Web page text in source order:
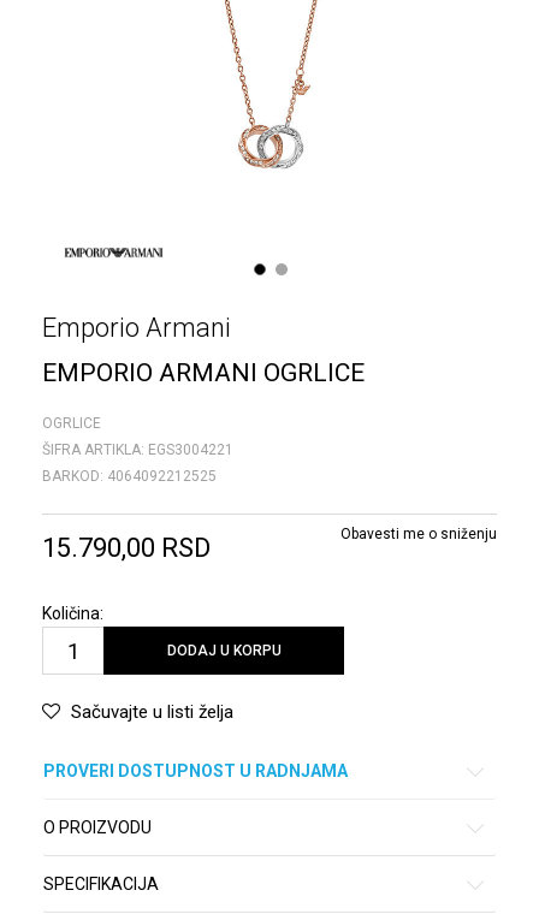
1 2
Emporio Armani
EMPORIO ARMANI OGRLICE
OGRLICE
ŠIFRA ARTIKLA: EGS3004221
BARKOD: 4064092212525
15.790,00 RSD Obavesti me o sniženju
Količina:
DODAJ U KORPU
Sačuvajte u listi želja
PROVERI DOSTUPNOST U RADNJAMA
O PROIZVODU
SPECIFIKACIJA